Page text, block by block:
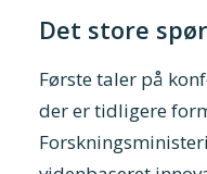
Det store
Første taler på
der er tidligere